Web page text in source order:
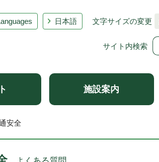
日本語 文字サイズの変更
サイト内検索
施設案内
安全